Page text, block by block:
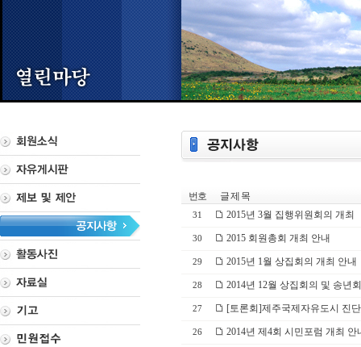
번호 글 제 목
31 2015년 3월 집행위원회의 개최
30 2015 회원총회 개최 안내
29 2015년 1월 상집회의 개최 안내
28 2014년 12월 상집회의 및 송년
27 [토론회]제주국제자유도시 진
26 2014년 제4회 시민포럼 개최 안